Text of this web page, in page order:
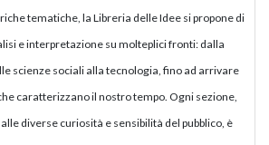
tematiche, la Libreria delle Idee si propone di
e interpretazione su molteplici fronti: dalla
scienze sociali alla tecnologia, fino ad arrivare
caratterizzano il nostro tempo. Ogni sezione,
diverse curiosità e sensibilità del pubblico, è